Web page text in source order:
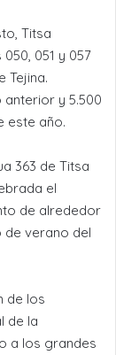
Titsa
051 y 057
Tejina.
y 5.500
este año.
363 de Titsa
el
de alrededor
de verano del
de los
de la
a los grandes